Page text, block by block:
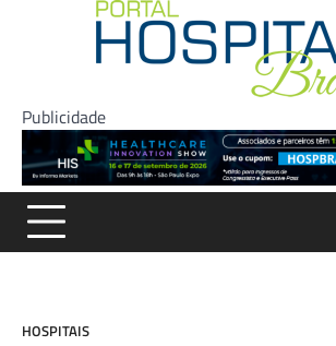
Publicidade
HOSPITAIS